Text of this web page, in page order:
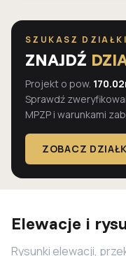
SZUKASZ
ZNAJDŹ
Projekt o pow.
Sprawdź
MPZP i warunkami
ZOBACZ
Elewacje i
Rysunki elewacji,